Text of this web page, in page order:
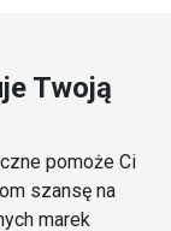
Twoją
pomoże Ci
szansę na
marek